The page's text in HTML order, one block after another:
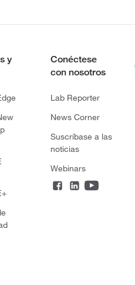
y
Conéctese
con nosotros
Lab Reporter
News Corner
Suscríbase a las
noticias
Webinars